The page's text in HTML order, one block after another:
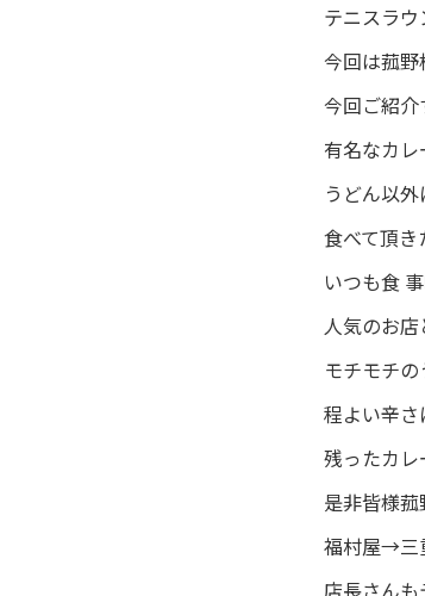
テニスラウ
今回は菰野
今回ご紹
有名なカレ
うどん以
食べて頂き
いつも食
人気のお
モチモチ
程よい辛さ
残ったカレ
是非皆様
福村屋→三